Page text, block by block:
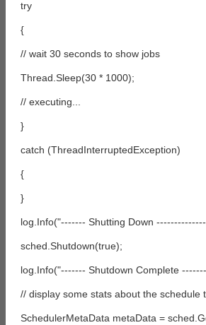
try
{
// wait 30 seconds to show jobs
Thread.Sleep(30 * 1000);
// executing...
}
catch (ThreadInterruptedException)
{
}
log.Info("------- Shutting Down
sched.Shutdown(true);
log.Info("------- Shutdown Complete
// display some stats about the schedule
SchedulerMetaData metaData =